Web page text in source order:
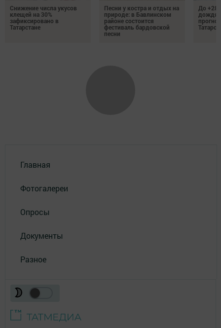
Снижение числа укусов
клещей на 30%
зафиксировано в
Татарстане
Песни у костра и отдых на
природе: в Бавлинском
районе состоится
фестиваль бардовской
песни
До +28
Главная
Фотогалереи
Опросы
Документы
Разное